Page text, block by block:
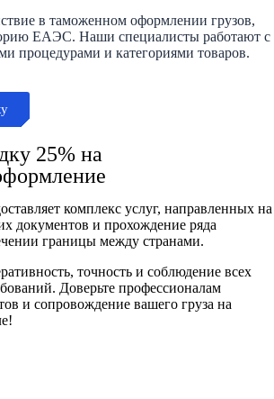
в таможенном оформлении грузов,
ЕАЭС. Наши специалисты работают с
процедурами и категориями товаров.
25% на
комплекс услуг, направленных на
документов и прохождение ряда
границы между странами.
точность и соблюдение всех
Доверьте профессионалам
и сопровождение вашего груза на